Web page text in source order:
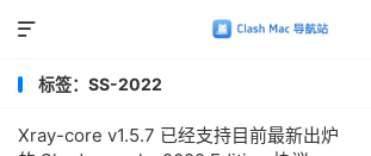

标签：SS-2022
Xray-core v1.5.7 已经支持目前最新出炉